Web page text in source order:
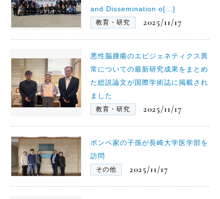
and Dissemination o[...]
教育・研究
2025/11/17
悪性脳腫瘍のエピジェネティクス異
常についての最新研究成果をまとめ
た総説論文が国際学術誌に掲載され
ました
教育・研究
2025/11/17
ポンペ家の子孫が長崎大学医学部を
訪問
その他
2025/11/17